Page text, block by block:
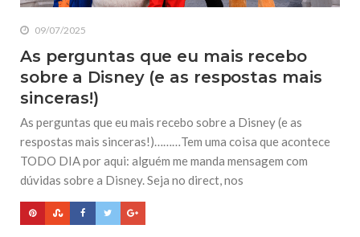
09/07/2025
As perguntas que eu mais recebo
sobre a Disney (e as respostas mais
sinceras!)
As perguntas que eu mais recebo sobre a Disney (e as
respostas mais sinceras!)………Tem uma coisa que acontece
TODO DIA por aqui: alguém me manda mensagem com
dúvidas sobre a Disney. Seja no direct, nos